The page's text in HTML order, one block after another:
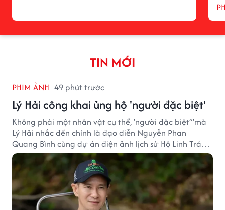
TIN MỚI
PHIM ẢNH 49 phút trước
Lý Hải công khai ủng hộ 'người đặc biệt'
Không phải một nhân vật cụ thể, 'người đặc biệt”'mà
Lý Hải nhắc đến chính là đạo diễn Nguyễn Phan
Quang Bình cùng dự án điện ảnh lịch sử Hộ Linh Tráng
Sĩ: Bí Ẩn Mộ Vua Đinh.